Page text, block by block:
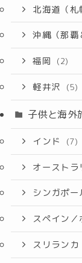
北海道（札
沖縄（那覇
福岡 (2)
軽井沢 (5)
子供と海外
インド (7)
オーストラ
シンガポー
スペイン
スリランカ